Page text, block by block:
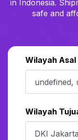
in Indonesia.
safe and
Wilayah Asal
Wilayah